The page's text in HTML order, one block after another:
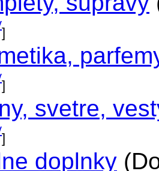
]
]
svetre,
]
doplnky